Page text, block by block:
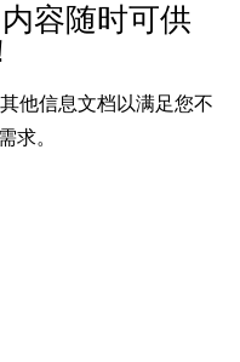
容随时可供
他信息文档以满足您不
求。